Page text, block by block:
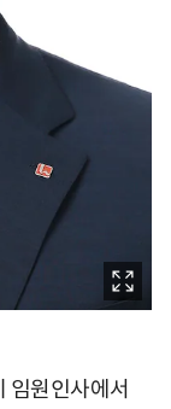
임원인사에서